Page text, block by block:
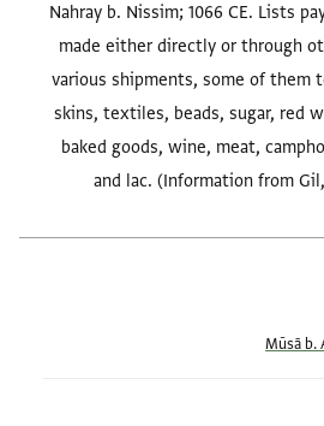
Nahray b. Nissim; 1066 CE. Lists
made either directly or through
various shipments, some of them
skins, textiles, beads, sugar, red
baked goods, wine, meat,
and lac. (Information from